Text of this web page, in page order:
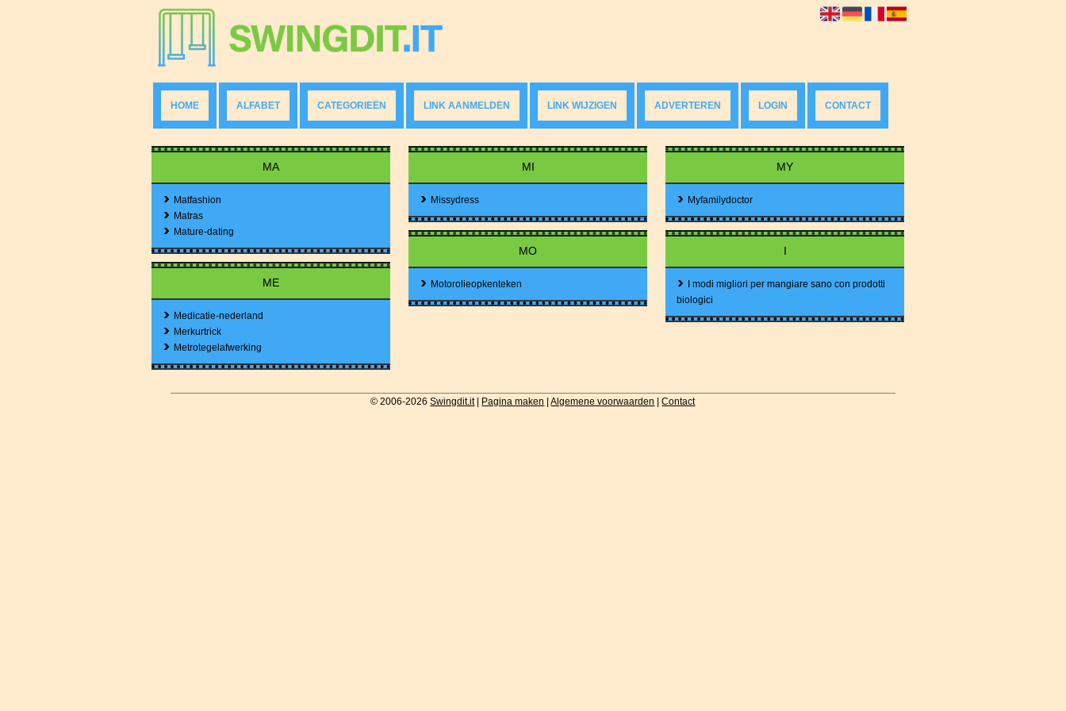
HOME ALFABET CATEGORIEËN LINK AANMELDEN LINK WIJZIGEN ADVERTEREN LOGIN CONTACT
MA
Matfashion
Matras
Mature-dating
ME
Medicatie-nederland
Merkurtrick
Metrotegelafwerking
MI
Missydress
MO
Motorolieopkenteken
MY
Myfamilydoctor
I
I modi migliori per mangiare sano con prodotti
biologici
© 2006-2026Swingdit.it| Pagina maken |Algemene voorwaarden |Contact